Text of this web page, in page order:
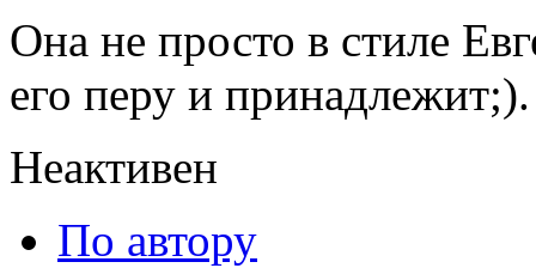
Она не просто в стиле
его перу и принадлежит;).
Неактивен
По автору